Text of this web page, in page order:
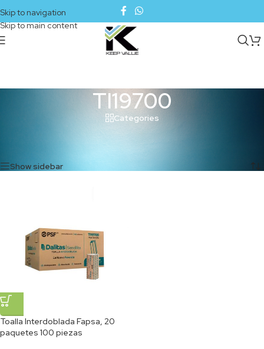
Skip to navigation
Skip to main content
TI19700
Categories
Productos etiquetados “TI19700”
Show sidebar
Toalla Interdoblada Fapsa, 20
paquetes 100 piezas